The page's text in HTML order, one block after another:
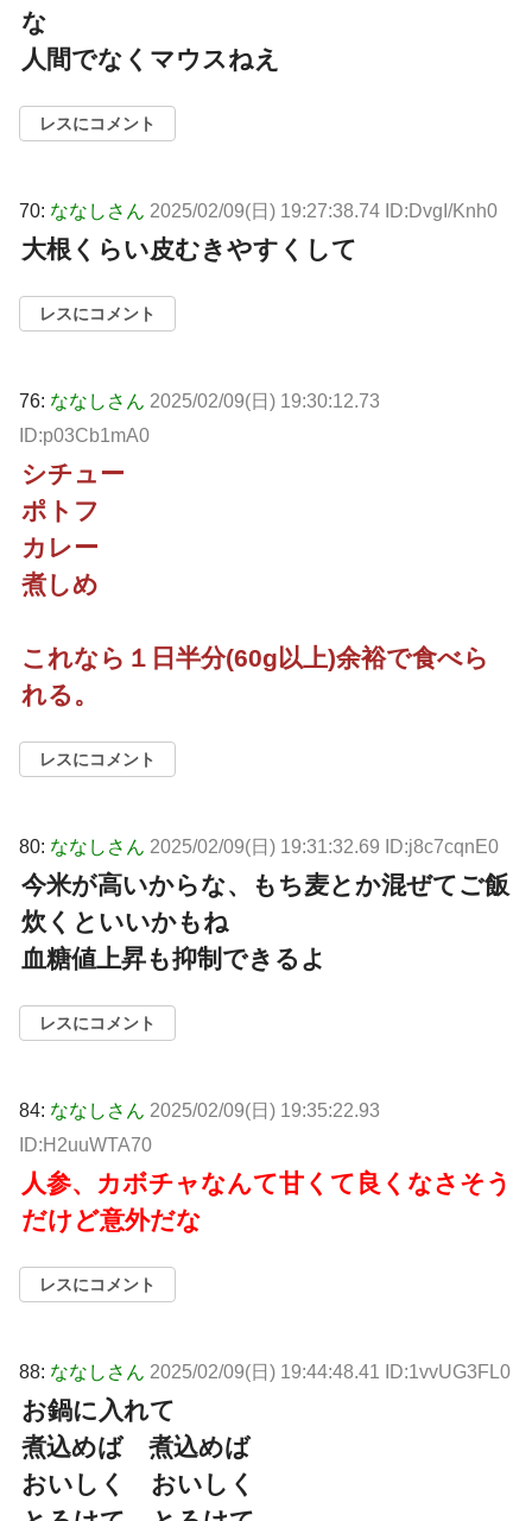
な
人間でなくマウスねえ
レスにコメント
70: ななしさん 2025/02/09(日) 19:27:38.74 ID:DvgI/Knh0
大根くらい皮むきやすくして
レスにコメント
76: ななしさん 2025/02/09(日) 19:30:12.73
ID:p03Cb1mA0
シチュー
ポトフ
カレー
煮しめ
これなら１日半分(60g以上)余裕で食べら
れる。
レスにコメント
80: ななしさん 2025/02/09(日) 19:31:32.69 ID:j8c7cqnE0
今米が高いからな、もち麦とか混ぜてご飯
炊くといいかもね
血糖値上昇も抑制できるよ
レスにコメント
84: ななしさん 2025/02/09(日) 19:35:22.93
ID:H2uuWTA70
人参、カボチャなんて甘くて良くなさそう
だけど意外だな
レスにコメント
88: ななしさん 2025/02/09(日) 19:44:48.41 ID:1vvUG3FL0
お鍋に入れて
煮込めば 煮込めば
おいしく おいしく